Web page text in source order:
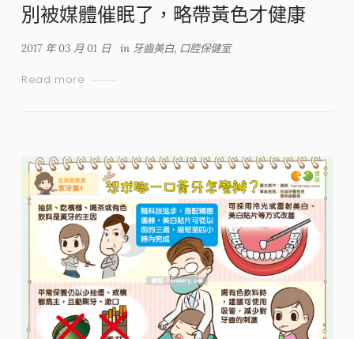
別被媒體催眠了，略帶黃色才健康
2017 年 03 月 01 日 in 牙齒美白, 口腔保健室
Read more